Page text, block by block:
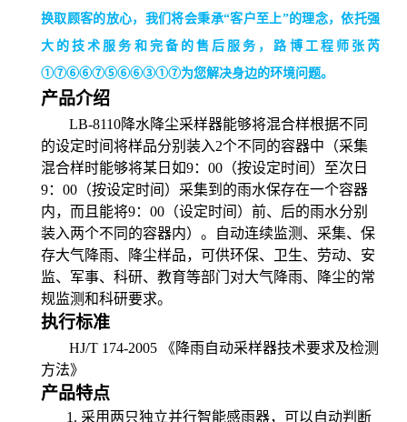
换取顾客的放心，我们将会秉承“客户至上”的理念，依托强
大的技术服务和完备的售后服务，路博工程师张芮
①⑦⑥⑥⑦⑤⑥⑥③①⑦为您解决身边的环境问题。
产品介绍
LB-8110降水降尘采样器能够将混合样根据不同
的设定时间将样品分别装入2个不同的容器中（采集
混合样时能够将某日如9： 00 （按设定时间）至次日
9： 00 （按设定时间）采集到的雨水保存在一个容器
内，而且能将9： 00 （设定时间）前、后的雨水分别
装入两个不同的容器内）。自动连续监测、采集、保
存大气降雨、降尘样品，可供环保、卫生、劳动、安
监、军事、科研、教育等部门对大气降雨、降尘的常
规监测和科研要求。
执行标准
HJ/T 174-2005
《降雨自动采样器技术要求及检测
方法》
产品特点
1. 采用两只独立并行智能感雨器，可以自动判断